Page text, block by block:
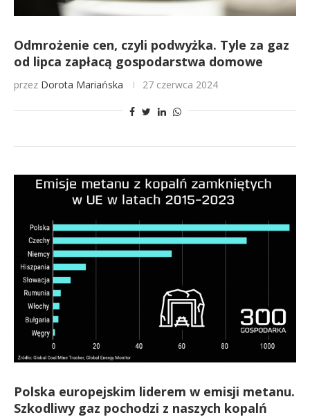
Odmrożenie cen, czyli podwyżka. Tyle za gaz
od lipca zapłacą gospodarstwa domowe
przez Dorota Mariańska 27 czerwca 2024
Polska europejskim liderem w emisji metanu.
Szkodliwy gaz pochodzi z naszych kopalń